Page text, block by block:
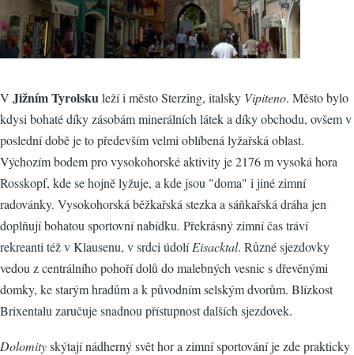
V Jižním Tyrolskuleží i město Sterzing, italsky Vipiteno. Město bylo
kdysi bohaté díky zásobám minerálních látek a díky obchodu, ovšem v
poslední době je to především velmi oblíbená lyžařská oblast.
Výchozím bodem pro vysokohorské aktivity je 2176 m vysoká hora
Rosskopf, kde se hojně lyžuje, a kde jsou "doma" i jiné zimní
radovánky. Vysokohorská běžkařská stezka a sáňkařská dráha jen
doplňují bohatou sportovní nabídku. Překrásný zimní čas tráví
rekreanti též v Klausenu, v srdci údolíEisacktal. Různé sjezdovky
vedou z centrálního pohoří dolů do malebných vesnic s dřevěnými
domky, ke starým hradům a k původním selským dvorům. Blízkost
Brixentalu zaručuje snadnou přístupnost dalších sjezdovek.
Dolomityskýtají nádherný svět hor a zimní sportování je zde prakticky